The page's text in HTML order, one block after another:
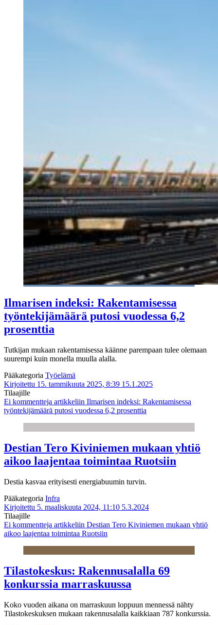
Ilmarisen indeksi: Rakentamisessa
työntekijämäärä putosi vuodessa 6,2
prosenttia
Tutkijan mukaan rakentamisessa käänne parempaan tulee olemaan
suurempi kuin monella muulla alalla.
Pääkategoria Työelämä
Kirjoitettu 15. tammikuuta 2025, 8:39 15.1.2025
Tilaajille
Ei kommentteja artikkeliin Ilmarisen indeksi: Rakentamisessa
työntekijämäärä putosi vuodessa 6,2 prosenttia
Destian Tero Kiviniemen mukaan yhtiö
aikoo laajentaa toimintaa Ruotsiin
Destia kasvaa erityisesti energiabuumin turvin.
Pääkategoria Infra
Kirjoitettu 5. maaliskuuta 2024, 11:10 5.3.2024
Tilaajille
Ei kommentteja artikkeliin Destian Tero Kiviniemen mukaan yhtiö
aikoo laajentaa toimintaa Ruotsiin
Tilastokeskus: Rakennusalalla 69
konkurssia marraskuussa
Koko vuoden aikana on marraskuun loppuun mennessä nähty
Tilastokeskuksen mukaan rakennusalalla kaikkiaan 787 konkurssia.